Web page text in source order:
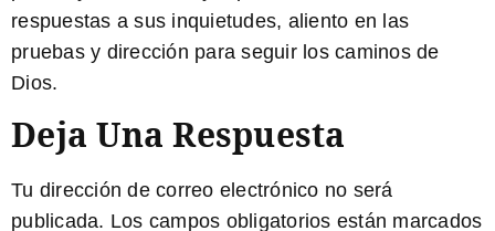
respuestas a sus inquietudes, aliento en las
pruebas y dirección para seguir los caminos de
Dios.
Deja Una Respuesta
Tu dirección de correo electrónico no será
publicada. Los campos obligatorios están marcados